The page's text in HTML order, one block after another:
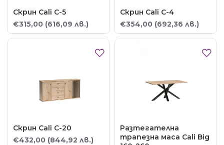
Скрин Cali C-5
€315,00 (616,09 лв.)
Скрин Cali C-4
€354,00 (692,36 лв.)
Скрин Cali C-20
€432,00 (844,92 лв.)
Разтегателна
трапезна маса Cali Big